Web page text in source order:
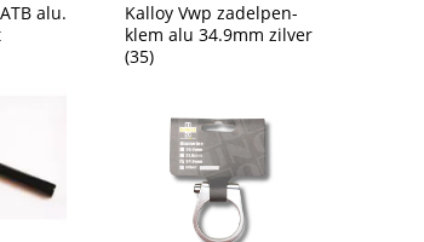
alu.
Kalloy Vwp zadelpen-
klem alu 34.9mm zilver
(35)